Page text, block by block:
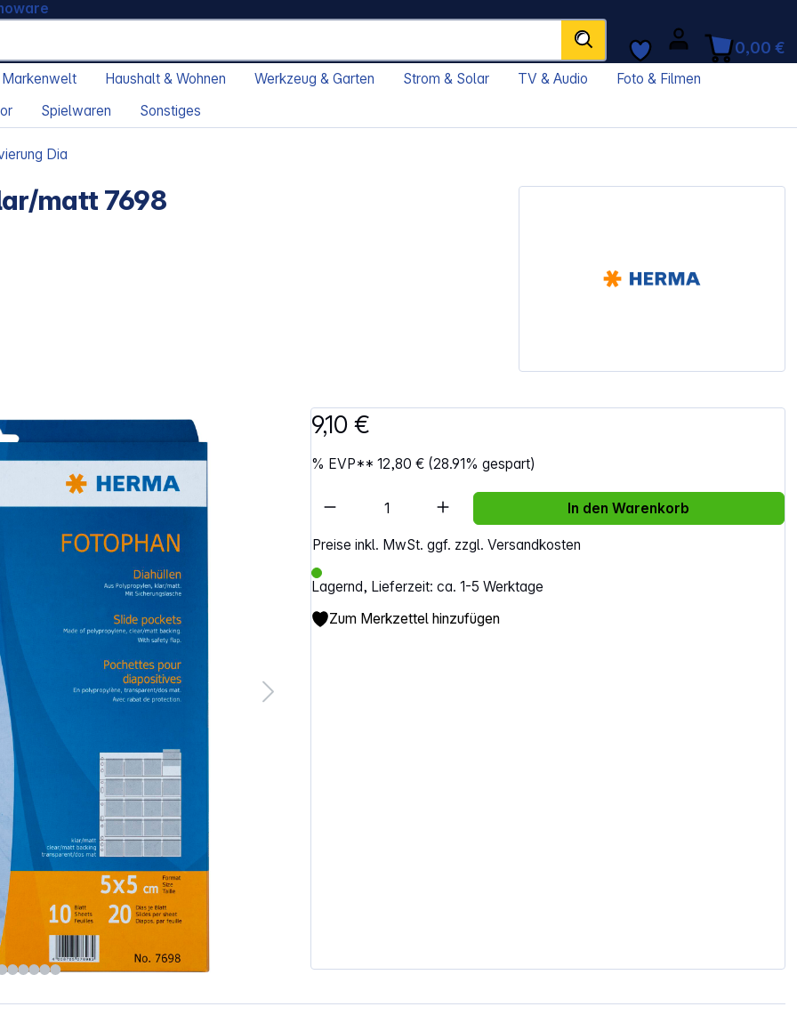
0,00 €
Haushalt & Wohnen Werkzeug & Garten Strom & Solar TV & Audio
Foto & Filmen
Spielwaren Sonstiges
Dia
matt 7698
9,10 €
% EVP**12,80 € (28.91% gespart)
Preise inkl. MwSt. ggf. zzgl. Versandkosten
Lagernd, Lieferzeit: ca. 1-5 Werktage
Artikel Anzahl: Gib den gewünschten Wert ein
In den Warenkorb
Zum Merkzettel hinzufügen